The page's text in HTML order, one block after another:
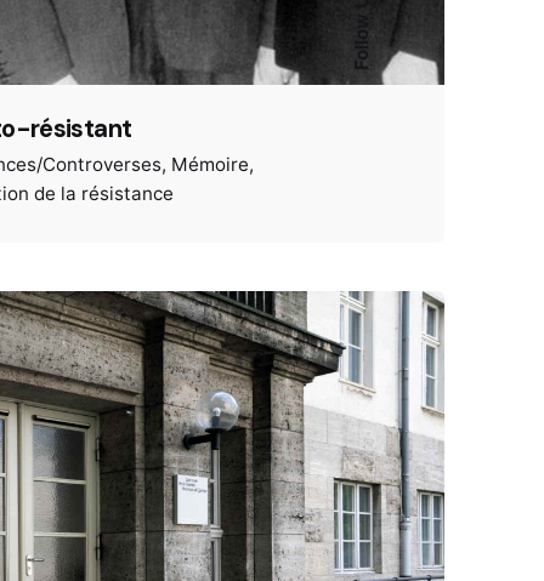
Follow Us
résistant
Controverses Mémoire
de la résistance